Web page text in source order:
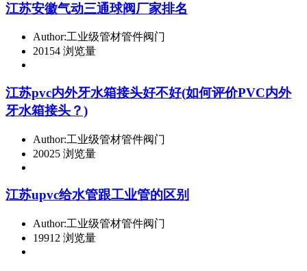
江苏安徽气动三通球阀厂家排名
Author:工业级管材管件阀门
20154 浏览量
江苏pvc内外牙水箱接头好不好(如何评价PVC内外
牙水箱接头？)
Author:工业级管材管件阀门
20025 浏览量
江苏upvc给水管跟工业管的区别
Author:工业级管材管件阀门
19912 浏览量